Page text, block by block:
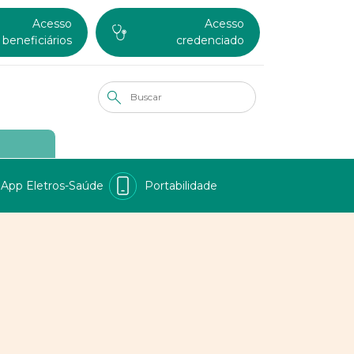
Acesso
beneficiários
Acesso
credenciado
App Eletros-Saúde Portabilidade